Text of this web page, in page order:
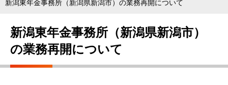
で新潟東年金事務所（新潟県新潟市）の業務再開について
新潟東年金事務所（新潟県新潟市）
の業務再開について